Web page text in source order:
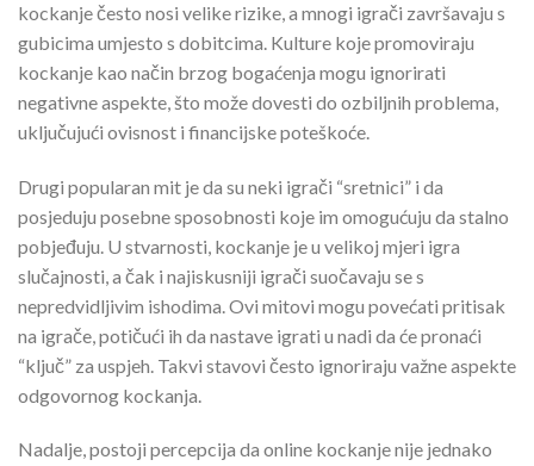
kockanje često nosi velike rizike, a mnogi igrači završavaju s
gubicima umjesto s dobitcima. Kulture koje promoviraju
kockanje kao način brzog bogaćenja mogu ignorirati
negativne aspekte, što može dovesti do ozbiljnih problema,
uključujući ovisnost i financijske poteškoće.
Drugi popularan mit je da su neki igrači “sretnici” i da
posjeduju posebne sposobnosti koje im omogućuju da stalno
pobjeđuju. U stvarnosti, kockanje je u velikoj mjeri igra
slučajnosti, a čak i najiskusniji igrači suočavaju se s
nepredvidljivim ishodima. Ovi mitovi mogu povećati pritisak
na igrače, potičući ih da nastave igrati u nadi da će pronaći
“ključ” za uspjeh. Takvi stavovi često ignoriraju važne aspekte
odgovornog kockanja.
Nadalje, postoji percepcija da online kockanje nije jednako